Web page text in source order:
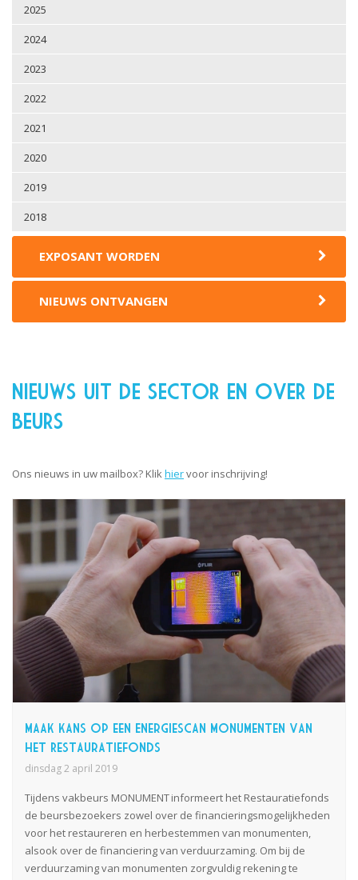
2025
2024
2023
2022
2021
2020
2019
2018
EXPOSANT WORDEN
NIEUWS ONTVANGEN
NIEUWS UIT DE SECTOR EN OVER DE
BEURS
Ons nieuws in uw mailbox? Klikhiervoor inschrijving!
Maak kans op een Energiescan Monumenten van
het Restauratiefonds
dinsdag 2 april 2019
Tijdens vakbeurs MONUMENT informeert het Restauratiefonds
de beursbezoekers zowel over de financieringsmogelijkheden
voor het restaureren en herbestemmen van monumenten,
alsook over de financiering van verduurzaming. Om bij de
verduurzaming van monumenten zorgvuldig rekening te